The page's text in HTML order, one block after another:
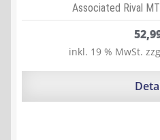
Associated Rival
inkl. 19 % MwSt.